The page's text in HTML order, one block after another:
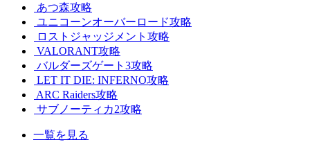
あつ森攻略
ユニコーンオーバーロード攻略
ロストジャッジメント攻略
VALORANT攻略
バルダーズゲート3攻略
LET IT DIE: INFERNO攻略
ARC Raiders攻略
サブノーティカ2攻略
一覧を見る